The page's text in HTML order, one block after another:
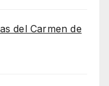
del Carmen de